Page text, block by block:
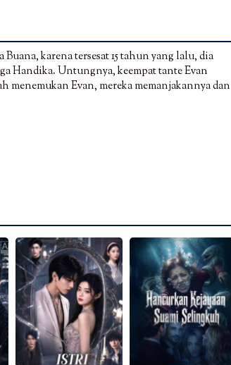
karena tersesat 15 tahun yang lalu, dia
Handika. Untungnya, keempat tante Evan
menemukan Evan, mereka memanjakannya dan